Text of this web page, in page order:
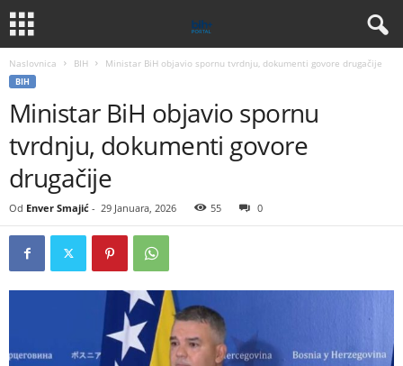
Naslovnica BIH Ministar BiH objavio spornu tvrdnju, dokumenti govore drugačije
BIH
Ministar BiH objavio spornu
tvrdnju, dokumenti govore
drugačije
Od Enver Smajić - 29 Januara, 2026 55 0